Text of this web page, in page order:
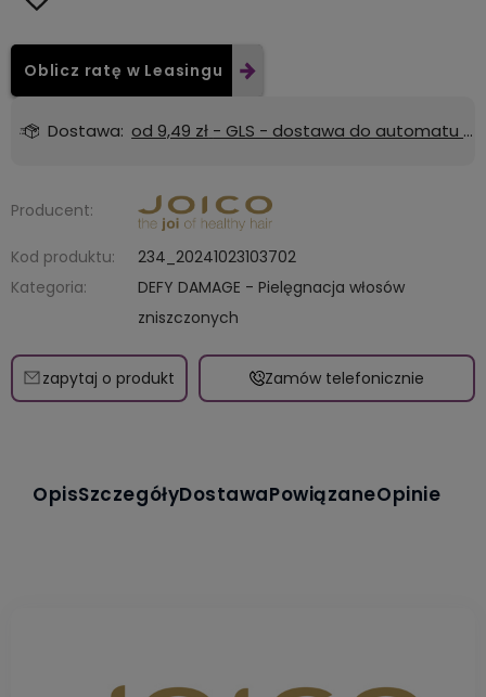
Oblicz ratę w Leasingu
Dostawa: od 9,49 zł - GLS - dostawa do automatu Orlen lub Żabka
Producent:
Kod produktu:
234_20241023103702
Kategoria:
DEFY DAMAGE - Pielęgnacja włosów
zniszczonych
zapytaj o produkt Zamów telefonicznie
OpisSzczegółyDostawaPowiązaneOpinie